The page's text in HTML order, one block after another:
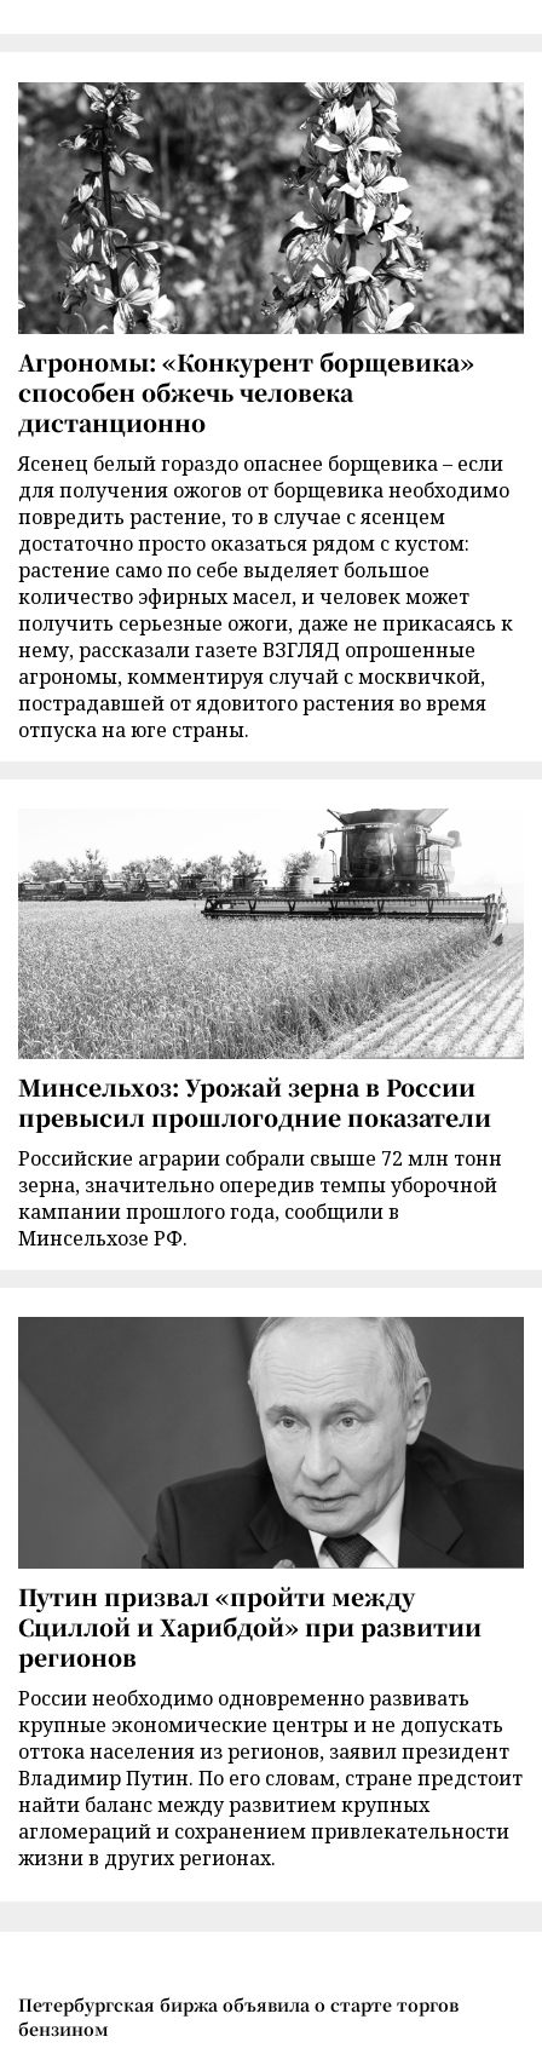
Агрономы: «Конкурент борщевика»
способен обжечь человека
дистанционно
Ясенец белый гораздо опаснее борщевика – если
для получения ожогов от борщевика необходимо
повредить растение, то в случае с ясенцем
достаточно просто оказаться рядом с кустом:
растение само по себе выделяет большое
количество эфирных масел, и человек может
получить серьезные ожоги, даже не прикасаясь к
нему, рассказали газете ВЗГЛЯД опрошенные
агрономы, комментируя случай с москвичкой,
пострадавшей от ядовитого растения во время
отпуска на юге страны.
Минсельхоз: Урожай зерна в России
превысил прошлогодние показатели
Российские аграрии собрали свыше 72 млн тонн
зерна, значительно опередив темпы уборочной
кампании прошлого года, сообщили в
Минсельхозе РФ.
Путин призвал «пройти между
Сциллой и Харибдой» при развитии
регионов
России необходимо одновременно развивать
крупные экономические центры и не допускать
оттока населения из регионов, заявил президент
Владимир Путин. По его словам, стране предстоит
найти баланс между развитием крупных
агломераций и сохранением привлекательности
жизни в других регионах.
Петербургская биржа объявила о старте торгов
бензином